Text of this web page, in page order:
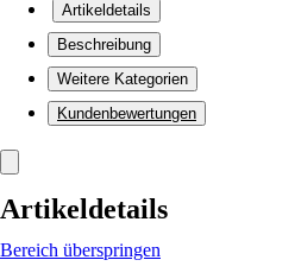
Artikeldetails
Beschreibung
Weitere Kategorien
Kundenbewertungen
Artikeldetails
Bereich überspringen